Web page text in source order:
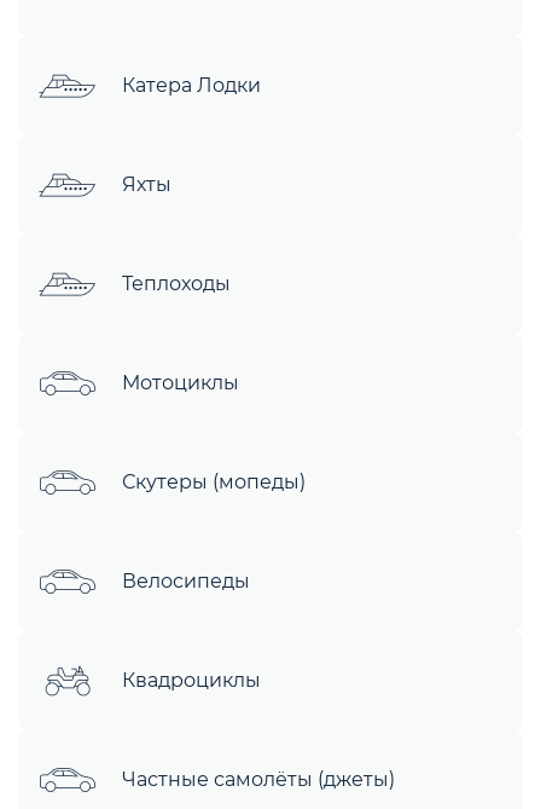
Катера Лодки
Яхты
Теплоходы
Мотоциклы
Скутеры (мопеды)
Велосипеды
Квадроциклы
Частные самолёты (джеты)